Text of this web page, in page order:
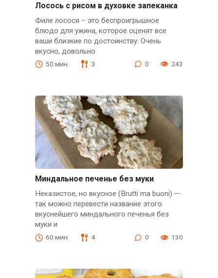
Лосось с рисом в духовке запеканка
Филе лосося – это беспроигрышное
блюдо для ужина, которое оценят все
ваши близкие по достоинству. Очень
вкусно, довольно
50 мин. 3 0 243
Миндальное печенье без муки
Неказистое, но вкусное (Brutti ma buoni) —
так можно перевести название этого
вкуснейшего миндального печенья без
муки и
60 мин. 4 0 130